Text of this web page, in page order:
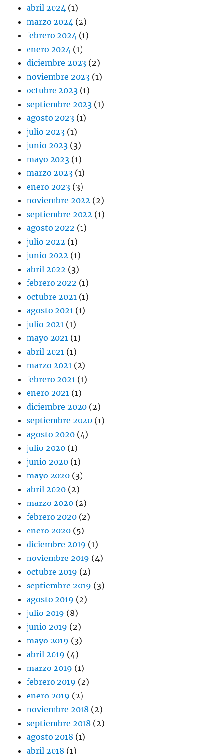
abril 2024 (1)
marzo 2024 (2)
febrero 2024 (1)
enero 2024 (1)
diciembre 2023 (2)
noviembre 2023 (1)
octubre 2023 (1)
septiembre 2023 (1)
agosto 2023 (1)
julio 2023 (1)
junio 2023 (3)
mayo 2023 (1)
marzo 2023 (1)
enero 2023 (3)
noviembre 2022 (2)
septiembre 2022 (1)
agosto 2022 (1)
julio 2022 (1)
junio 2022 (1)
abril 2022 (3)
febrero 2022 (1)
octubre 2021 (1)
agosto 2021 (1)
julio 2021 (1)
mayo 2021 (1)
abril 2021 (1)
marzo 2021 (2)
febrero 2021 (1)
enero 2021 (1)
diciembre 2020 (2)
septiembre 2020 (1)
agosto 2020 (4)
julio 2020 (1)
junio 2020 (1)
mayo 2020 (3)
abril 2020 (2)
marzo 2020 (2)
febrero 2020 (2)
enero 2020 (5)
diciembre 2019 (1)
noviembre 2019 (4)
octubre 2019 (2)
septiembre 2019 (3)
agosto 2019 (2)
julio 2019 (8)
junio 2019 (2)
mayo 2019 (3)
abril 2019 (4)
marzo 2019 (1)
febrero 2019 (2)
enero 2019 (2)
noviembre 2018 (2)
septiembre 2018 (2)
agosto 2018 (1)
abril 2018 (1)